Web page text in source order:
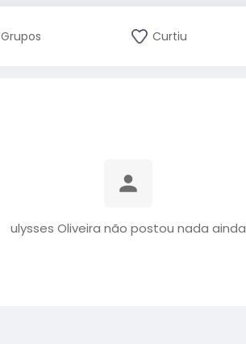
Grupos Curtiu
ulysses Oliveira não postou nada ainda